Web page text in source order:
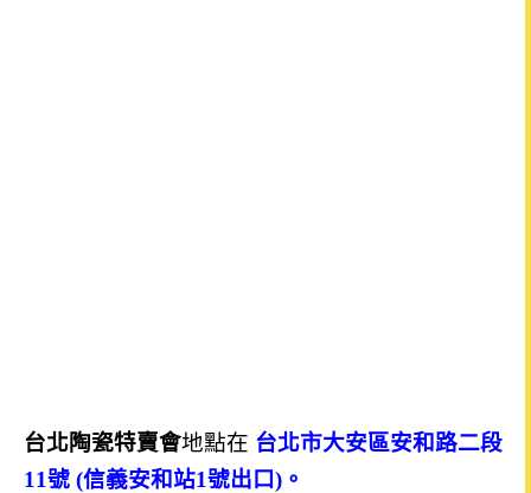
台北陶瓷特賣會地點在 台北市大安區安和路二段
11號 (信義安和站1號出口)。